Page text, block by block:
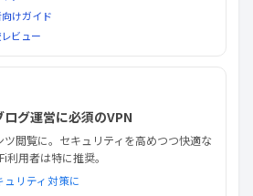
けガイド
ビュー
グ運営に必須のVPN
閲覧に。セキュリティを高めつつ快適な
用者は特に推奨。
リティ対策に